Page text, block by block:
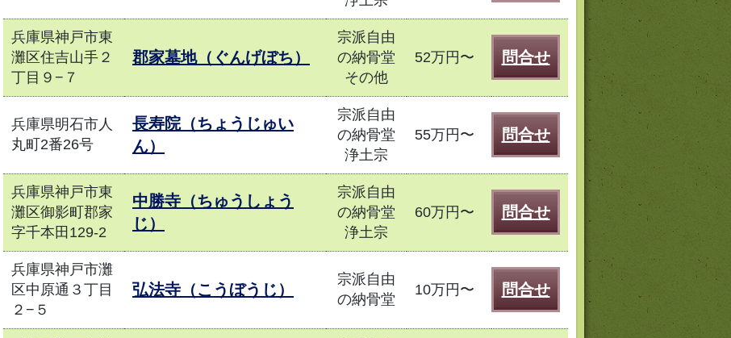
兵庫県神戸市東
灘区住吉山手２
丁目９−７
郡家墓地（ぐんげぼち）
宗派自由
の納骨堂
その他
52万円〜 問合せ
兵庫県明石市人
丸町2番26号
長寿院（ちょうじゅい
ん）
宗派自由
の納骨堂
浄土宗
55万円〜 問合せ
兵庫県神戸市東
灘区御影町郡家
字千本田129-2
中勝寺（ちゅうしょう
じ）
宗派自由
の納骨堂
浄土宗
60万円〜 問合せ
兵庫県神戸市灘
区中原通３丁目
２−５
弘法寺（こうぼうじ）
宗派自由
の納骨堂
10万円〜 問合せ